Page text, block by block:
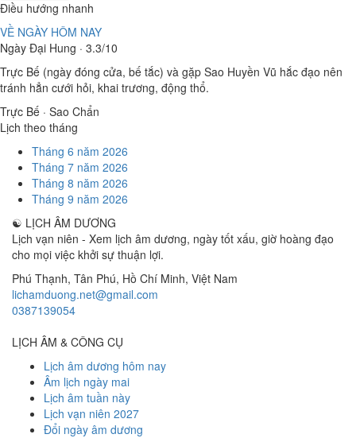
Điều hướng nhanh
VỀ NGÀY HÔM NAY
Ngày Đại Hung · 3.3/10
Trực Bế (ngày đóng cửa, bế tắc) và gặp Sao Huyền Vũ hắc đạo nên
tránh hẳn cưới hỏi, khai trương, động thổ.
Trực Bế · Sao Chẩn
Lịch theo tháng
Tháng 6 năm 2026
Tháng 7 năm 2026
Tháng 8 năm 2026
Tháng 9 năm 2026
☯ LỊCH ÂM DƯƠNG
Lịch vạn niên - Xem lịch âm dương, ngày tốt xấu, giờ hoàng đạo
cho mọi việc khởi sự thuận lợi.
Phú Thạnh, Tân Phú, Hồ Chí Minh, Việt Nam
lichamduong.net@gmail.com
0387139054
LỊCH ÂM & CÔNG CỤ
Lịch âm dương hôm nay
Âm lịch ngày mai
Lịch âm tuần này
Lịch vạn niên 2027
Đổi ngày âm dương